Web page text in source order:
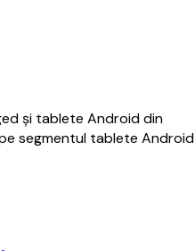
și tablete Android din
segmentul tablete Android